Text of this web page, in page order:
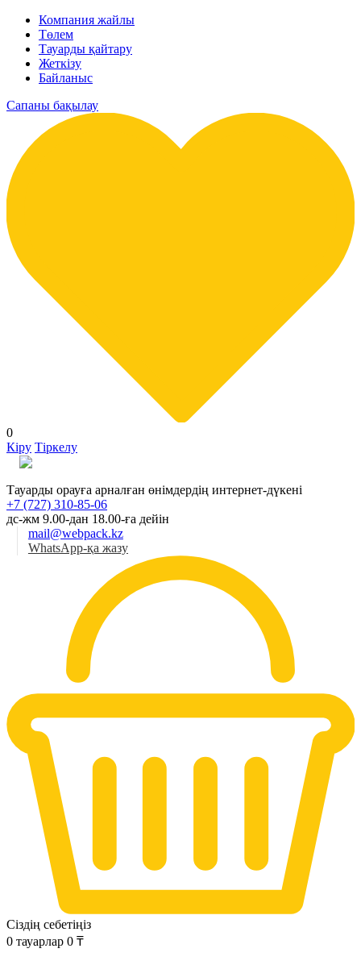
Компания жайлы
Төлем
Тауарды қайтару
Жеткізу
Байланыс
Сапаны бақылау
0
Кіру Тіркелу
Тауарды орауға арналған өнімдердің интернет-дүкені
+7 (727) 310-85-06
дс-жм 9.00-дан 18.00-ға дейін
mail@webpack.kz
WhatsApp-қа жазу
Сіздің себетіңіз
0 тауарлар 0 ₸